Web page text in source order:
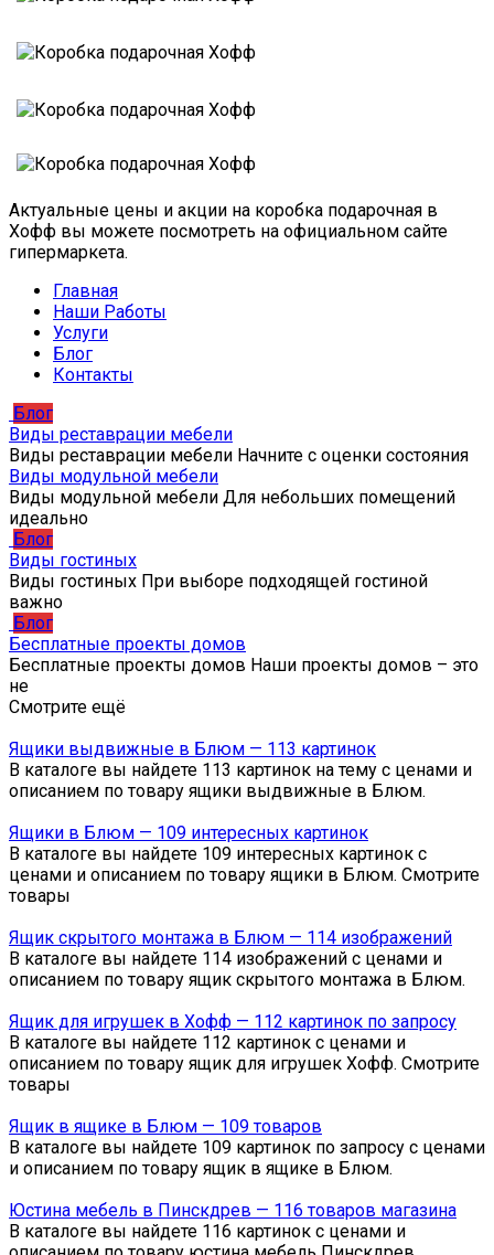
Актуальные цены и акции на коробка подарочная в
Хофф вы можете посмотреть на официальном сайте
гипермаркета.
Главная
Наши Работы
Услуги
Блог
Контакты
Блог
Виды реставрации мебели
Виды реставрации мебели Начните с оценки состояния
Виды модульной мебели
Виды модульной мебели Для небольших помещений
идеально
Блог
Виды гостиных
Виды гостиных При выборе подходящей гостиной
важно
Блог
Бесплатные проекты домов
Бесплатные проекты домов Наши проекты домов – это
не
Смотрите ещё
Ящики выдвижные в Блюм — 113 картинок
В каталоге вы найдете 113 картинок на тему с ценами и
описанием по товару ящики выдвижные в Блюм.
Ящики в Блюм — 109 интересных картинок
В каталоге вы найдете 109 интересных картинок с
ценами и описанием по товару ящики в Блюм. Смотрите
товары
Ящик скрытого монтажа в Блюм — 114 изображений
В каталоге вы найдете 114 изображений с ценами и
описанием по товару ящик скрытого монтажа в Блюм.
Ящик для игрушек в Хофф — 112 картинок по запросу
В каталоге вы найдете 112 картинок с ценами и
описанием по товару ящик для игрушек Хофф. Смотрите
товары
Ящик в ящике в Блюм — 109 товаров
В каталоге вы найдете 109 картинок по запросу с ценами
и описанием по товару ящик в ящике в Блюм.
Юстина мебель в Пинскдрев — 116 товаров магазина
В каталоге вы найдете 116 картинок с ценами и